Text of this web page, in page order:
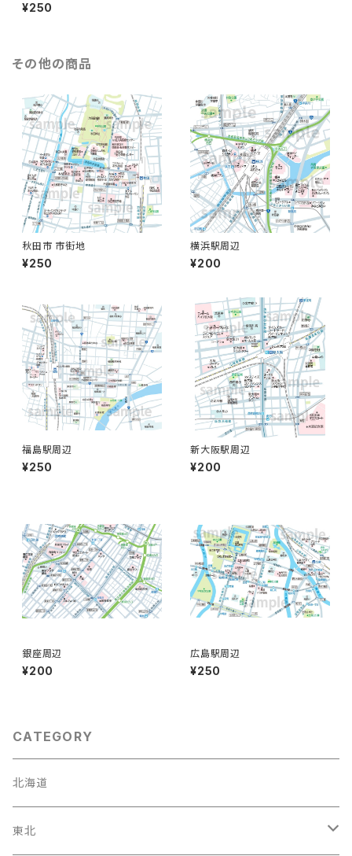
¥250
その他の商品
秋田市 市街地
¥250
横浜駅周辺
¥200
福島駅周辺
¥250
新大阪駅周辺
¥200
銀座周辺
¥200
広島駅周辺
¥250
CATEGORY
北海道
東北